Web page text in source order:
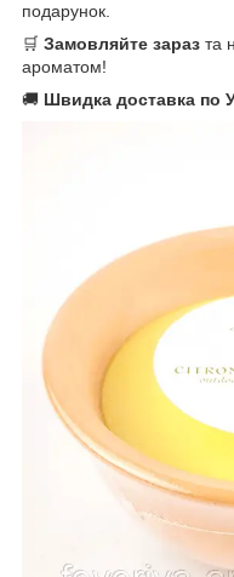
подарунок.
🛒 Замовляйте зараз та
ароматом!
🚚 Швидка доставка по